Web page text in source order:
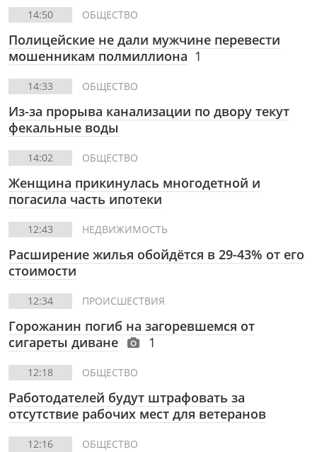
14:50 ОБЩЕСТВО
Полицейские не дали мужчине перевести
мошенникам полмиллиона 1
14:33 ОБЩЕСТВО
Из-за прорыва канализации по двору текут
фекальные воды
14:02 ОБЩЕСТВО
Женщина прикинулась многодетной и
погасила часть ипотеки
12:43 НЕДВИЖИМОСТЬ
Расширение жилья обойдётся в 29-43% от его
стоимости
12:34 ПРОИСШЕСТВИЯ
Горожанин погиб на загоревшемся от
сигареты диване
1
12:18 ОБЩЕСТВО
Работодателей будут штрафовать за
отсутствие рабочих мест для ветеранов
12:16 ОБЩЕСТВО